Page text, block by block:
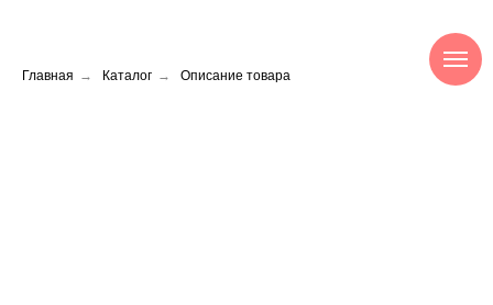
Главная → Каталог → Описание товара